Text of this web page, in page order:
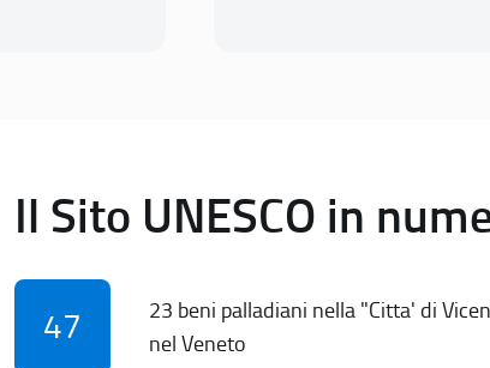
Il Sito UNESCO in
47
23 beni palladiani nella "Citta' di
nel Veneto